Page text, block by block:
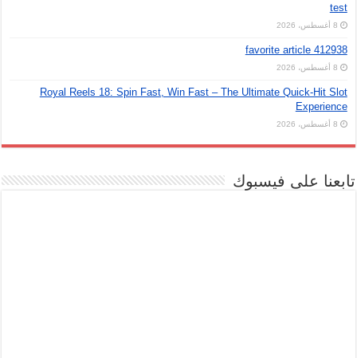
test
8 أغسطس، 2026
favorite article 412938
8 أغسطس، 2026
Royal Reels 18: Spin Fast, Win Fast – The Ultimate Quick‑Hit Slot
Experience
8 أغسطس، 2026
تابعنا على فيسبوك